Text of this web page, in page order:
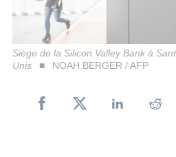
Siège de la Silicon Valley Bank à
Unis
NOAH BERGER / AFP